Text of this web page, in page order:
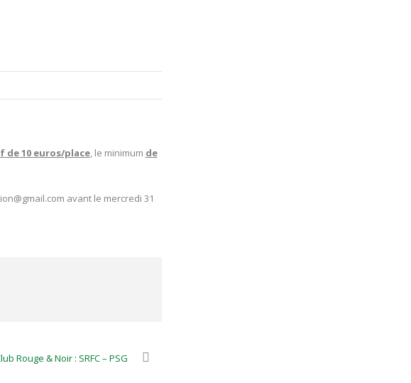
de 10 euros/place, le minimum de
avant le mercredi 31
Rouge & Noir : SRFC – PSG